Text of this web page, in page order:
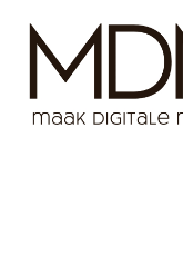
inhoud